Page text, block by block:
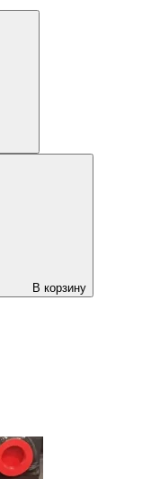
В корзину